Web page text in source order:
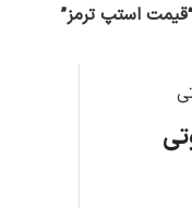
استپ ترمز”